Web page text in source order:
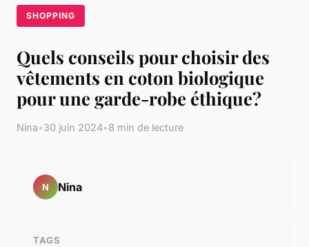
SHOPPING
Quels conseils pour choisir des
vêtements en coton biologique
pour une garde-robe éthique?
Nina•30 juin 2024•8 min de lecture
N Nina
TAGS